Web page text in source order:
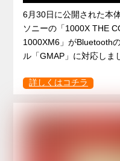
6月30日に公開された本
ソニーの「1000X THE
1000XM6」がBluetooth
ル「GMAP」に対応し
詳しくはコチラ